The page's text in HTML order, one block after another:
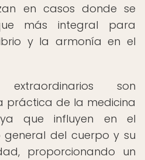
en casos donde se
más integral para
y la armonía en el
son
práctica de la medicina
que influyen en el
general del cuerpo y su
proporcionando un